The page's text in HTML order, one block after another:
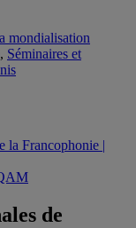
mondialisation
, Séminaires et
de